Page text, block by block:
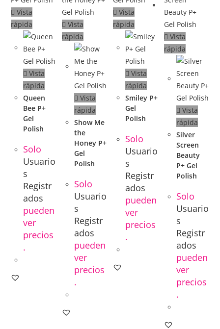
Vista
rápida
Vista
rápida
Queen
Bee P+
Gel
Polish
Solo
Usuario
s
Registr
ados
pueden
ver
precios
.
Vista
rápida
Vista
rápida
Show Me
the
Honey P+
Gel
Polish
Solo
Usuario
s
Registr
ados
pueden
ver
precios
.
Vista
rápida
Vista
rápida
Smiley P+
Gel
Polish
Solo
Usuario
s
Registr
ados
pueden
ver
precios
.
Vista
rápida
Vista
rápida
Silver
Screen
Beauty
P+ Gel
Polish
Solo
Usuario
s
Registr
ados
pueden
ver
precios
.